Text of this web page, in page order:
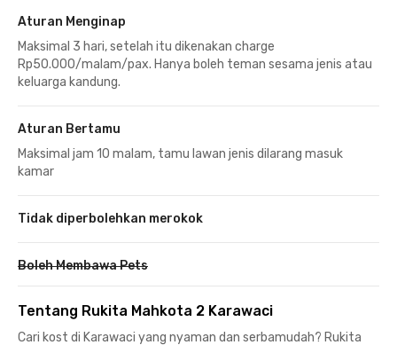
Aturan Menginap
Maksimal 3 hari, setelah itu dikenakan charge
Rp50.000/malam/pax. Hanya boleh teman sesama jenis atau
keluarga kandung.
Aturan Bertamu
Maksimal jam 10 malam, tamu lawan jenis dilarang masuk
kamar
Tidak diperbolehkan merokok
Boleh Membawa Pets
Tentang Rukita Mahkota 2 Karawaci
Cari kost di Karawaci yang nyaman dan serbamudah? Rukita